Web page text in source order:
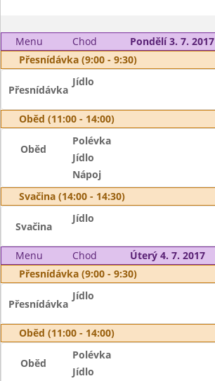
Menu Chod
Pondělí 3. 7. 2017
Přesnídávka (9:00 - 9:30)
Přesnídávka
Jídlo
Oběd (11:00 - 14:00)
Oběd
Polévka
Jídlo
Nápoj
Svačina (14:00 - 14:30)
Svačina
Jídlo
Menu Chod
Úterý 4. 7. 2017
Přesnídávka (9:00 - 9:30)
Přesnídávka
Jídlo
Oběd (11:00 - 14:00)
Oběd
Polévka
Jídlo